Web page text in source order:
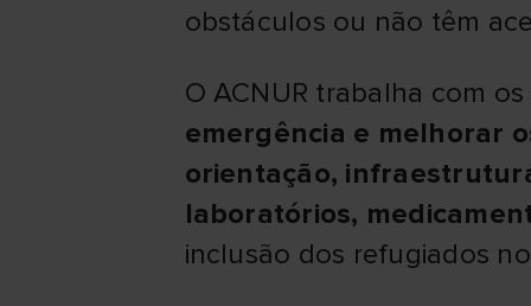
obstáculos ou não têm
O ACNUR trabalha com
emergência e melhorar
orientação,
laboratórios,
inclusão dos refugiados